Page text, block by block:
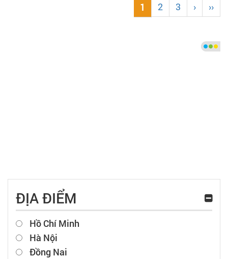
1 2 3 › ››
ĐỊA ĐIỂM
Hồ Chí Minh
Hà Nội
Đồng Nai